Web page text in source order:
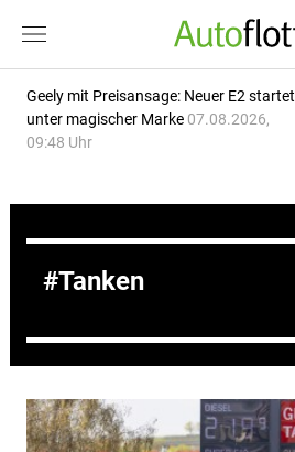
Geely mit Preisansage: Neuer E2 startet
unter magischer Marke 07.08.2026,
09:48 Uhr
Tanken